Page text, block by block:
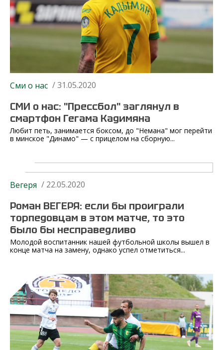
Сми о нас / 31.05.2020
СМИ о нас: "Прессбол" заглянул в
смартфон Гегама Кадимяна
Любит петь, занимается боксом, до "Немана" мог перейти
в минское "Динамо" — с прицелом на сборную...
Вегеря / 22.05.2020
Роман ВЕГЕРЯ: если бы проиграли
торпедовцам в этом матче, то это
было бы несправедливо
Молодой воспитанник нашей футбольной школы вышел в
конце матча на замену, однако успел отметиться...